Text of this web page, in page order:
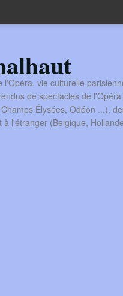
l'Opéra, vie culturelle
de spectacles de
Élysées, Odéon ...),
à l'étranger (Belgique,